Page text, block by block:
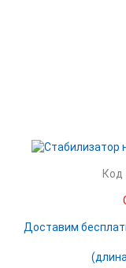
Код
Доставим